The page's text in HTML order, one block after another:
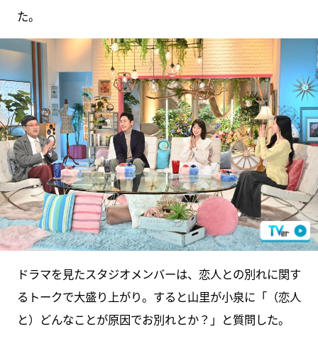
た。
ドラマを見たスタジオメンバーは、恋人との別れに関す
るトークで大盛り上がり。すると山里が小泉に「（恋人
と）どんなことが原因でお別れとか？」と質問した。